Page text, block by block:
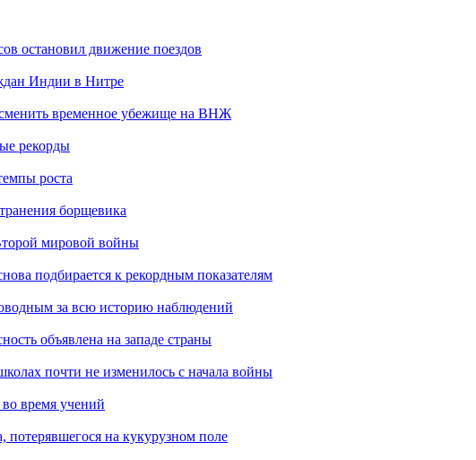
остановил движение поездов
Индии в Нитре
временное убежище на ВНЖ
рекорды
роста
борщевика
мировой войны
подбирается к рекордным показателям
за всю историю наблюдений
объявлена на западе страны
почти не изменилось с начала войны
время учений
потерявшегося на кукурузном поле